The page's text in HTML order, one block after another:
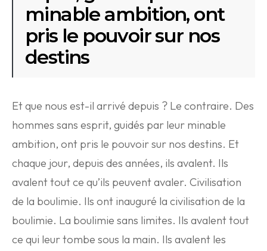
minable ambition, ont
pris le pouvoir sur nos
destins
Et que nous est-il arrivé depuis ? Le contraire. Des
hommes sans esprit, guidés par leur minable
ambition, ont pris le pouvoir sur nos destins. Et
chaque jour, depuis des années, ils avalent. Ils
avalent tout ce qu’ils peuvent avaler. Civilisation
de la boulimie. Ils ont inauguré la civilisation de la
boulimie. La boulimie sans limites. Ils avalent tout
ce qui leur tombe sous la main. Ils avalent les